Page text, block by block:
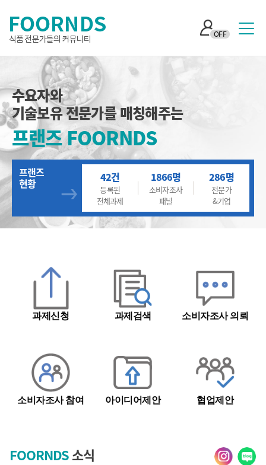
OFF
수요자와
기술보유 전문가를 매칭해주는
프랜즈 FOORNDS
프랜즈
현황 42건
등록된
전체과제
1866명
소비자조사
패널
286명
전문가
&기업
과제신청 과제검색 소비자조사 의뢰
소비자조사 참여 아이디어제안 협업제안
FOORNDS소식